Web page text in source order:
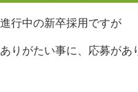
進行中の新卒採用ですが
ありがたい事に、応募があ